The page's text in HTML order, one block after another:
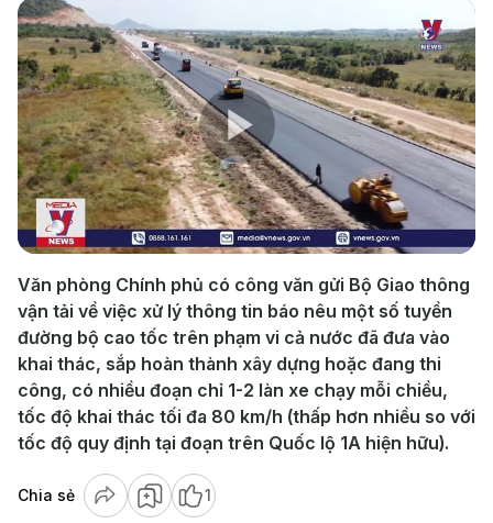
Play
Video
Văn phòng Chính phủ có công văn gửi Bộ Giao thông
vận tải về việc xử lý thông tin báo nêu một số tuyền
đường bộ cao tốc trên phạm vi cả nước đã đưa vào
khai thác, sắp hoàn thành xây dựng hoặc đang thi
công, có nhiều đoạn chỉ 1-2 làn xe chạy mỗi chiều,
tốc độ khai thác tối đa 80 km/h (thấp hơn nhiều so với
tốc độ quy định tại đoạn trên Quốc lộ 1A hiện hữu).
Chia sẻ 1